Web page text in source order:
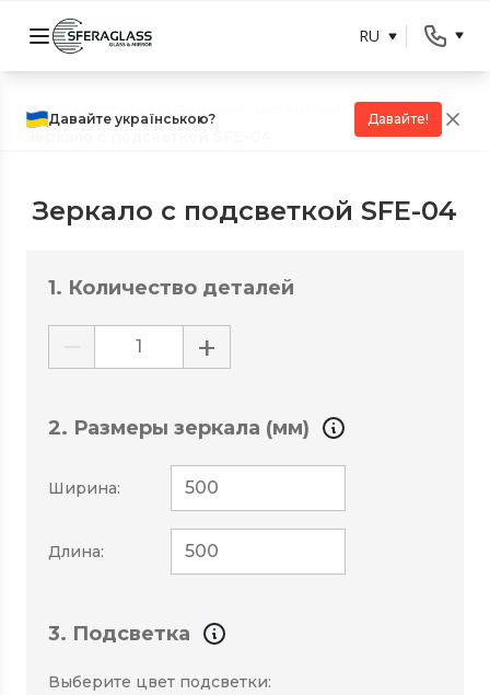
RU
Главная страница Зеркало настенное
Зеркало с подсветкой SFE-04
1. Количество деталей
+
2. Размеры зеркала (мм)
Ширина:
Длина:
3. Подсветка
Выберите цвет подсветки:
Давайте українською? Давайте!